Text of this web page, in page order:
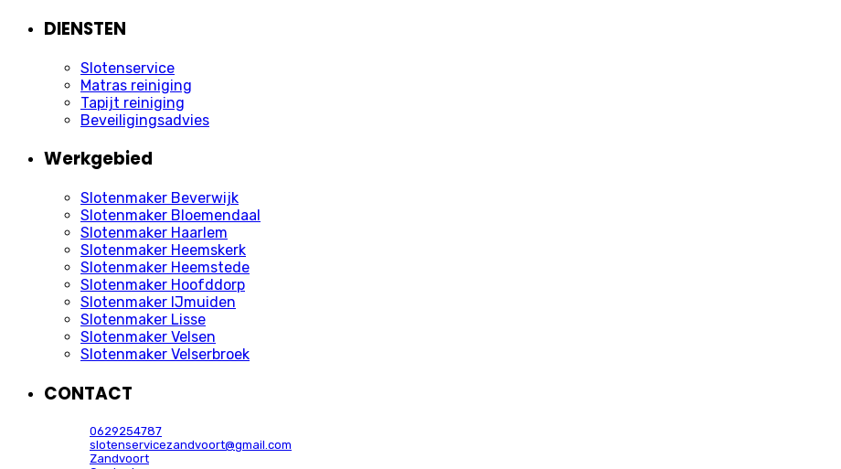
DIENSTEN
Slotenservice
Matras reiniging
Tapijt reiniging
Beveiligingsadvies
Werkgebied
Slotenmaker Beverwijk
Slotenmaker Bloemendaal
Slotenmaker Haarlem
Slotenmaker Heemskerk
Slotenmaker Heemstede
Slotenmaker Hoofddorp
Slotenmaker IJmuiden
Slotenmaker Lisse
Slotenmaker Velsen
Slotenmaker Velserbroek
CONTACT
0629254787
slotenservicezandvoort@gmail.com
Zandvoort